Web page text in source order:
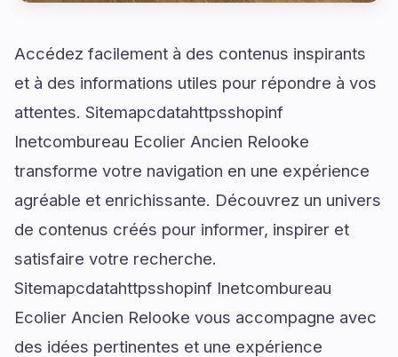
Accédez facilement à des contenus inspirants
et à des informations utiles pour répondre à vos
attentes. Sitemapcdatahttpsshopinf
Inetcombureau Ecolier Ancien Relooke
transforme votre navigation en une expérience
agréable et enrichissante. Découvrez un univers
de contenus créés pour informer, inspirer et
satisfaire votre recherche.
Sitemapcdatahttpsshopinf Inetcombureau
Ecolier Ancien Relooke vous accompagne avec
des idées pertinentes et une expérience